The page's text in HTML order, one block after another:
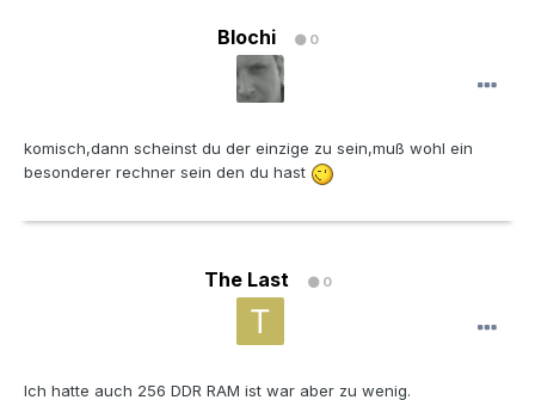
Blochi 0
komisch,dann scheinst du der einzige zu sein,muß wohl ein
besonderer rechner sein den du hast
The Last 0
Ich hatte auch 256 DDR RAM ist war aber zu wenig.